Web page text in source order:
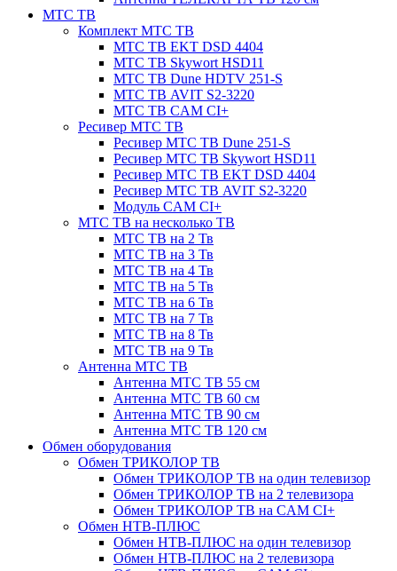
МТС ТВ
Комплект МТС ТВ
МТС ТВ EKT DSD 4404
МТС ТВ Skywort HSD11
МТС ТВ Dune HDTV 251-S
МТС ТВ AVIT S2-3220
МТС ТВ CAM CI+
Ресивер МТС ТВ
Ресивер МТС ТВ Dune 251-S
Ресивер МТС ТВ Skywort HSD11
Ресивер МТС ТВ EKT DSD 4404
Ресивер МТС ТВ AVIT S2-3220
Модуль CAM CI+
МТС ТВ на несколько ТВ
МТС ТВ на 2 Тв
МТС ТВ на 3 Тв
МТС ТВ на 4 Тв
МТС ТВ на 5 Тв
МТС ТВ на 6 Тв
МТС ТВ на 7 Тв
МТС ТВ на 8 Тв
МТС ТВ на 9 Тв
Антенна МТС ТВ
Антенна МТС ТВ 55 см
Антенна МТС ТВ 60 см
Антенна МТС ТВ 90 см
Антенна МТС ТВ 120 см
Обмен оборудования
Обмен ТРИКОЛОР ТВ
Обмен ТРИКОЛОР ТВ на один телевизор
Обмен ТРИКОЛОР ТВ на 2 телевизора
Обмен ТРИКОЛОР ТВ на CAM CI+
Обмен НТВ-ПЛЮС
Обмен НТВ-ПЛЮС на один телевизор
Обмен НТВ-ПЛЮС на 2 телевизора